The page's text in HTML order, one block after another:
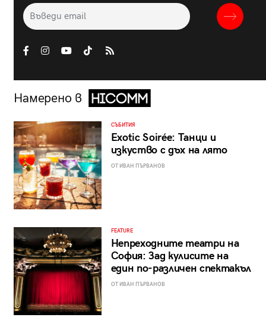
Намерено в
СЪБИТИЯ
Exotic Soirée: Танци и
изкуство с дъх на лято
ОТ ИВАН ПЪРВАНОВ
FEATURE
Непреходните театри на
София: Зад кулисите на
един по-различен спектакъл
ОТ ИВАН ПЪРВАНОВ